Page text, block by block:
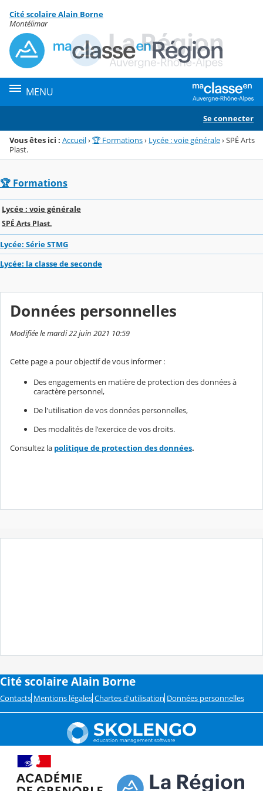
Menu de la rubrique
Contenu
Cité scolaire Alain Borne
Montélimar
MENU
Se connecter
Vous êtes ici : Accueil›🏆 Formations› Lycée : voie générale›SPÉ Arts
Plast.
🏆 Formations
Lycée : voie générale
SPÉ Arts Plast.
Lycée: Série STMG
Lycée: la classe de seconde
Données personnelles
Modifiée le mardi 22 juin 2021 10:59
Cette page a pour objectif de vous informer :
Des engagements en matière de protection des données à
caractère personnel,
De l'utilisation de vos données personnelles,
Des modalités de l'exercice de vos droits.
Consultez la politique de protection des données.
Cité scolaire Alain Borne
Contacts Mentions légales Chartes d'utilisation Données personnelles